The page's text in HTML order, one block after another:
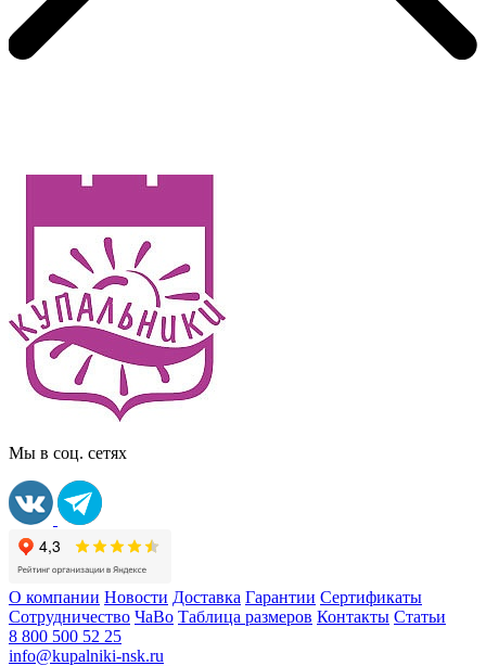
Мы в соц. сетях
О компании Новости Доставка Гарантии Сертификаты
Сотрудничество ЧаВо Таблица размеров Контакты Статьи
8 800 500 52 25
info@kupalniki-nsk.ru